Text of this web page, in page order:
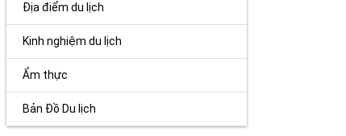
Địa điểm du lịch
Kinh nghiệm du lịch
Ẩm thực
Bản Đồ Du lịch